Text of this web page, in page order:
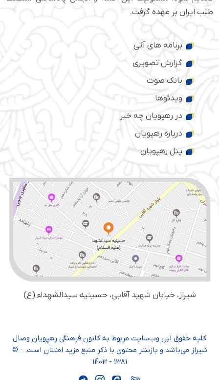
طلب ایران بر عهده گرفت.
برنامه های آتی
گزارش تصویری
بانک صوت
ویدئوها
در رهپویان چه خبر
درباره رهپویان
پنل رهپویان
شیراز، خیابان شهید آقایی، حسینیه سید‌الشهداء (ع)
کلیه حقوق این وب‌سایت مربوط به کانون فرهنگی رهپویان وصال
شیراز می‌باشد و بازنشر محتوی با ذکر منبع مزید امتنان است. - ©
1381 - 1403